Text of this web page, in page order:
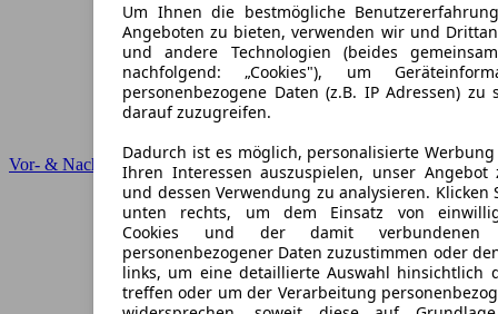
Vor- & Nachteile
Um Ihnen die bestmögliche
Angeboten zu bieten, verwenden wir und
und andere Technologien (beides
nachfolgend: „Cookies"), um
personenbezogene Daten (z.B. IP Adressen) zu
darauf zuzugreifen.
Dadurch ist es möglich, personalisierte
Ihren Interessen auszuspielen, unser Angebot
und dessen Verwendung zu analysieren. Klicken
unten rechts, um dem Einsatz von
Cookies und der damit verbundenen
personenbezogener Daten zuzustimmen oder
links, um eine detaillierte Auswahl hinsichtlich
treffen oder um der Verarbeitung